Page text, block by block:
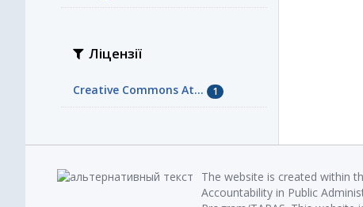
Ліцензії
Creative Commons At... 1
The website is created within
Accountability in Public